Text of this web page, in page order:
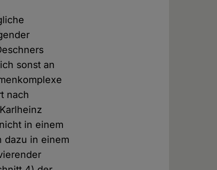
sonst an
nach
in einem
dazu in einem